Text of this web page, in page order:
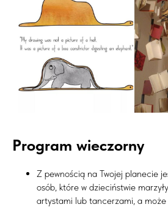
Program wieczorny
Z pewnością na Twojej planecie
osób, które w dzieciństwie
artystami lub tancerzami, a może